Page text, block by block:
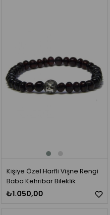
Kişiye Özel Harfli Vişne Rengi
Baba Kehribar Bileklik
₺1.050,00